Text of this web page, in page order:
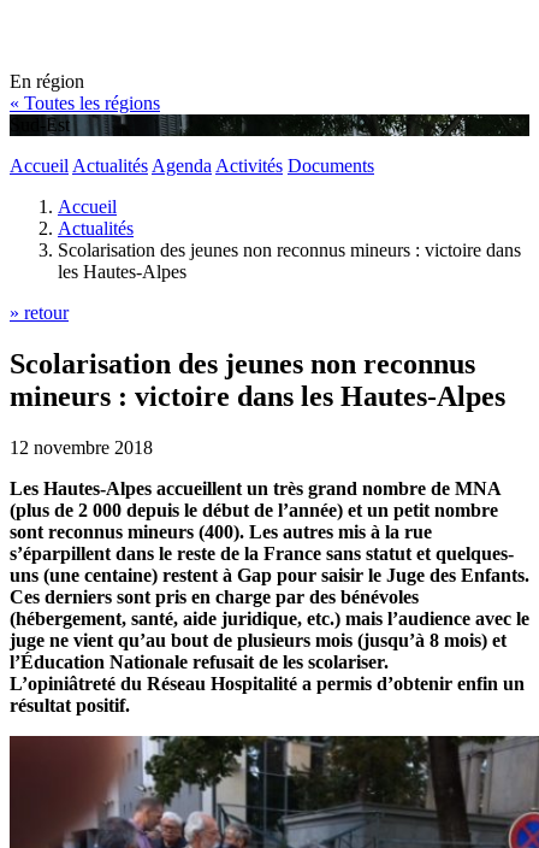
En région
« Toutes les régions
Sud-Est
Accueil Actualités Agenda Activités Documents
Accueil
Actualités
Scolarisation des jeunes non reconnus mineurs : victoire dans
les Hautes-Alpes
» retour
Scolarisation des jeunes non reconnus
mineurs : victoire dans les Hautes-Alpes
12 novembre 2018
Les Hautes-Alpes accueillent un très grand nombre de MNA
(plus de 2 000 depuis le début de l’année) et un petit nombre
sont reconnus mineurs (400). Les autres mis à la rue
s’éparpillent dans le reste de la France sans statut et quelques-
uns (une centaine) restent à Gap pour saisir le Juge des Enfants.
Ces derniers sont pris en charge par des bénévoles
(hébergement, santé, aide juridique, etc.) mais l’audience avec le
juge ne vient qu’au bout de plusieurs mois (jusqu’à 8 mois) et
l’Éducation Nationale refusait de les scolariser.
L’opiniâtreté du Réseau Hospitalité a permis d’obtenir enfin un
résultat positif.